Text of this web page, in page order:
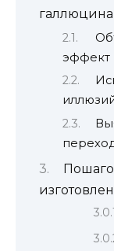
эффект